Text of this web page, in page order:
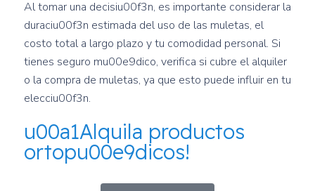
Al tomar una decisiu00f3n, es importante considerar la
duraciu00f3n estimada del uso de las muletas, el
costo total a largo plazo y tu comodidad personal. Si
tienes seguro mu00e9dico, verifica si cubre el alquiler
o la compra de muletas, ya que esto puede influir en tu
elecciu00f3n.
u00a1Alquila productos
ortopu00e9dicos!